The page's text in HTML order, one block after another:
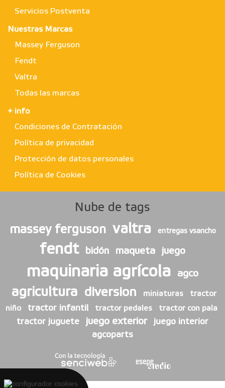
Servicios Postventa
Nuestras Marcas
Massey Ferguson
Fendt
Valtra
Todas las marcas
+ info
Condiciones de Contratación
Política de privacidad
Protección de datos personales
Política de Cookies
Nube de tags
massey ferguson
valtra entregas vsancho
fendt bidón maqueta juego
maquinaria agrícola agco
agricultura diversion miniaturas tractor
niño tractor infantil tractor pedales tractor con pala
tractor juguete juego exterior
juego interior
agcoparts